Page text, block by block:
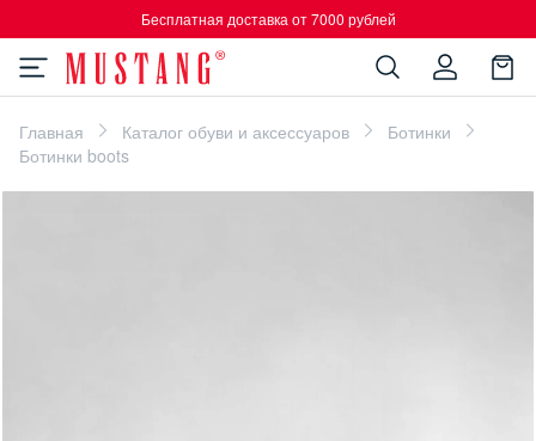
Бесплатная доставка от 7000 рублей
Главная Каталог обуви и аксессуаров
Ботинки
Ботинки boots